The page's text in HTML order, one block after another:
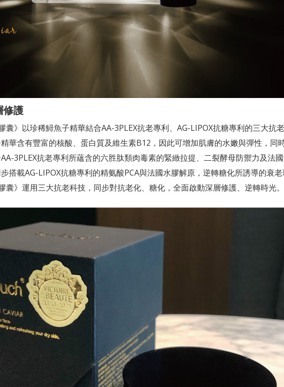
修護
》以珍稀鱘魚子精華結合AA-3PLEX抗老專利、AG-LIPOX抗糖專利的三大抗
華含有豐富的核酸、蛋白質及維生素B12，因此可增加肌膚的水嫩與彈性，同
3PLEX抗老專利所蘊含的六胜肽類肉毒素的緊緻拉提、二裂酵母防禦力及法
搭載AG-LIPOX抗糖專利的精氨酸PCA與法國水膠解原，逆轉糖化所誘導的衰老
》運用三大抗老科技，同步對抗老化、糖化，全面啟動深層修護、逆轉時光。